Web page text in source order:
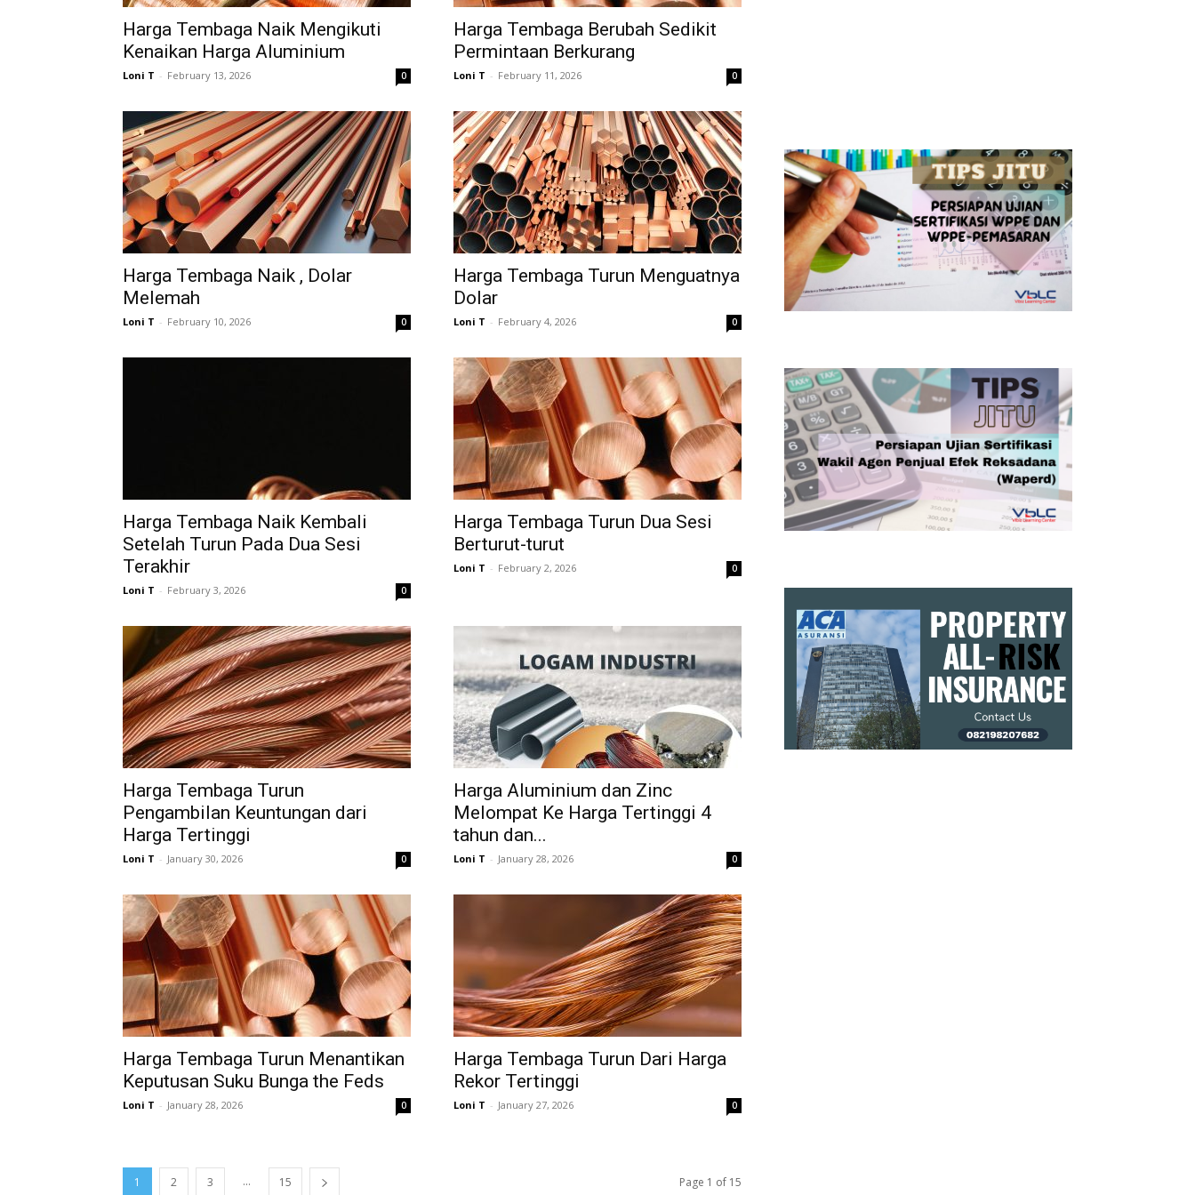
Harga Tembaga Naik Mengikuti
Kenaikan Harga Aluminium
Loni T - February 13, 2026 0
Harga Tembaga Berubah Sedikit
Permintaan Berkurang
Loni T - February 11, 2026 0
Harga Tembaga Naik , Dolar
Melemah
Loni T - February 10, 2026 0
Harga Tembaga Turun Menguatnya
Dolar
Loni T - February 4, 2026 0
Harga Tembaga Naik Kembali
Setelah Turun Pada Dua Sesi
Terakhir
Loni T - February 3, 2026 0
Harga Tembaga Turun Dua Sesi
Berturut-turut
Loni T - February 2, 2026 0
Harga Tembaga Turun
Pengambilan Keuntungan dari
Harga Tertinggi
Loni T - January 30, 2026 0
Harga Aluminium dan Zinc
Melompat Ke Harga Tertinggi 4
tahun dan...
Loni T - January 28, 2026 0
Harga Tembaga Turun Menantikan
Keputusan Suku Bunga the Feds
Loni T - January 28, 2026 0
Harga Tembaga Turun Dari Harga
Rekor Tertinggi
Loni T - January 27, 2026 0
1 2 3 ... 15 Page 1 of 15